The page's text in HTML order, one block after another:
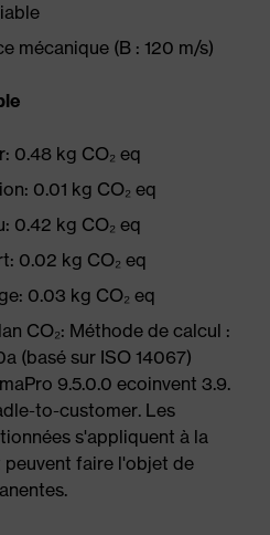
mécanique (B : 120 m/s)
0.48 kg CO₂ eq
0.01 kg CO₂ eq
0.42 kg CO₂ eq
0.02 kg CO₂ eq
0.03 kg CO₂ eq
CO₂: Méthode de calcul :
(basé sur ISO 14067)
9.5.0.0 ecoinvent 3.9.
to-customer. Les
s'appliquent à la
faire l'objet de